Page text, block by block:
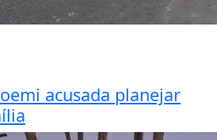
acusada planejar